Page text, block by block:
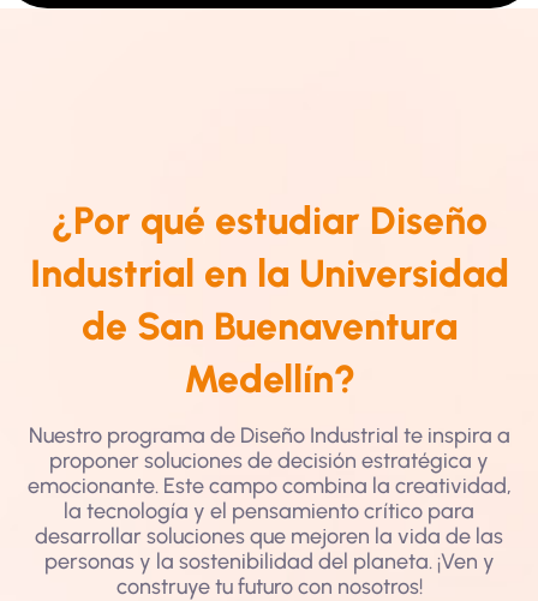
¿Por qué estudiar Diseño
Industrial en la Universidad
de San Buenaventura
Medellín?
Nuestro programa de Diseño Industrial te inspira a
proponer soluciones de decisión estratégica y
emocionante. Este campo combina la creatividad,
la tecnología y el pensamiento crítico para
desarrollar soluciones que mejoren la vida de las
personas y la sostenibilidad del planeta. ¡Ven y
construye tu futuro con nosotros!